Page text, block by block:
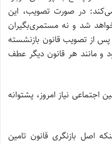
در صورت تصویب، این
شد و نه مستمری‌بگیران
پس از تصویب قانون بازنشسته
و مانند هر قانون دیگر عطف
اجتماعی نیاز امروز، پشتوانه
اصل بازنگری قانون تامین